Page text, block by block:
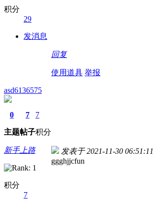
积分
29
发消息
回复
使用道具 举报
asd6136575
0
主题
7
帖子
7
积分
新手上路
积分
7
发表于 2021-11-30 06:51:11
ggghjjcfun